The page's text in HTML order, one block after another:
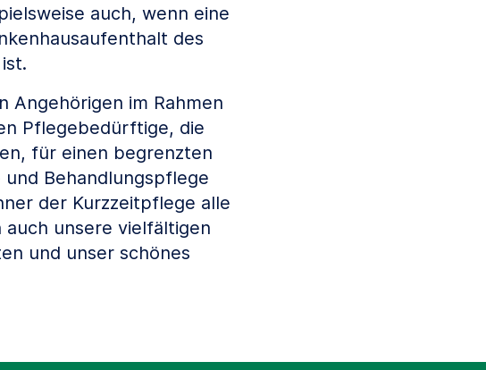
auch, wenn eine
des
Angehörigen im Rahmen
Pflegebedürftige, die
für einen begrenzten
Behandlungspflege
der Kurzzeitpflege alle
auch unsere vielfältigen
und unser schönes